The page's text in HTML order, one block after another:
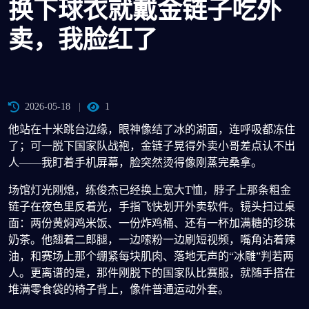
换下球衣就戴金链子吃外
卖，我脸红了
2026-05-18 1
他站在十米跳台边缘，眼神像结了冰的湖面，连呼吸都冻住
了；可一脱下国家队战袍，金链子晃得外卖小哥差点认不出
人——我盯着手机屏幕，脸突然烫得像刚蒸完桑拿。
场馆灯光刚熄，练俊杰已经换上宽大T恤，脖子上那条粗金
链子在夜色里反着光，手指飞快划开外卖软件。镜头扫过桌
面：两份黄焖鸡米饭、一份炸鸡桶、还有一杯加满糖的珍珠
奶茶。他翘着二郎腿，一边嗦粉一边刷短视频，嘴角沾着辣
油，和赛场上那个绷紧每块肌肉、落地无声的“冰雕”判若两
人。更离谱的是，那件刚脱下的国家队比赛服，就随手搭在
堆满零食袋的椅子背上，像件普通运动外套。